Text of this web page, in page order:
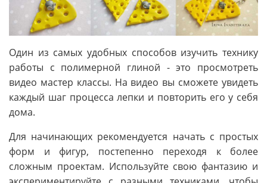
Один из самых удобных способов изучить технику
работы с полимерной глиной - это просмотреть
видео мастер классы. На видео вы сможете увидеть
каждый шаг процесса лепки и повторить его у себя
дома.
Для начинающих рекомендуется начать с простых
форм и фигур, постепенно переходя к более
сложным проектам. Используйте свою фантазию и